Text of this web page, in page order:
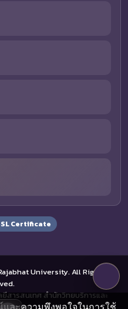
Certificate
University. All Rights
ยีสารสนเทศ สำนักวิทยบริการและ